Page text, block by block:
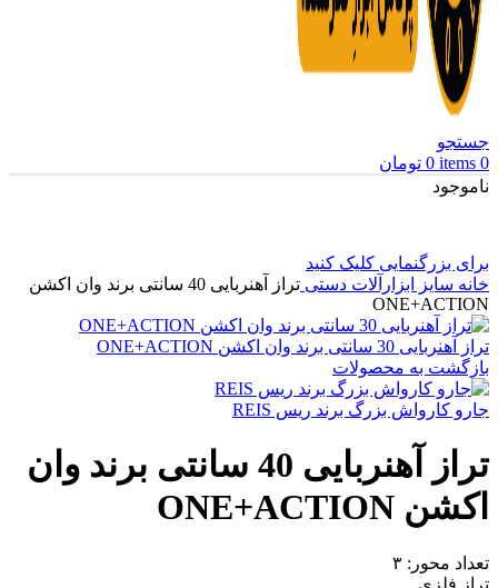
جستجو
0
items
0 تومان
ناموجود
برای بزرگنمایی کلیک کنید
خانه سایز ابزارآلات دستی
تراز آهنربایی 40 سانتی برند وان اکشن
ONE+ACTION
تراز آهنربایی 30 سانتی برند وان اکشن ONE+ACTION
بازگشت به محصولات
جارو کارواش بزرگ برند ریس REIS
تراز آهنربایی 40 سانتی برند وان
اکشن ONE+ACTION
تعداد محور: ۳
تراز فلزی